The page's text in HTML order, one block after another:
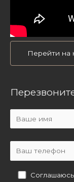
Перейти на
Соглашаюсь